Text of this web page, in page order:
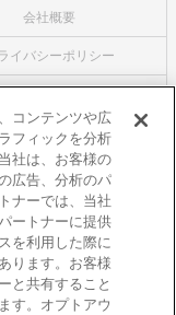
会社概要
イバシーポリシー
イク
コンテンツや広
フィックを分析
社は、お客様の
広告、分析のパ
ナーでは、当社
ートナーに提供
を利用した際に
ります。お客様
と共有すること
す。オプトアウ